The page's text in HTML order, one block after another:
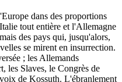
dans des proportions
tout entière et l'Allemagne
des pays qui, jusqu'alors,
se mirent en insurrection.
; les Allemands
les Slaves, le Congrès de
de Kossuth. L'ébranlement